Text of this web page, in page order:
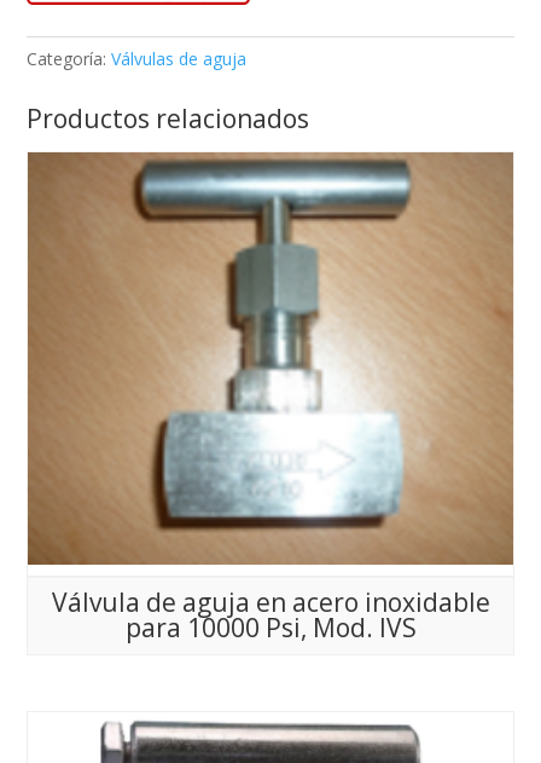
Categoría:Válvulas de aguja
Productos relacionados
Válvula de aguja en acero inoxidable
para 10000 Psi, Mod. IVS